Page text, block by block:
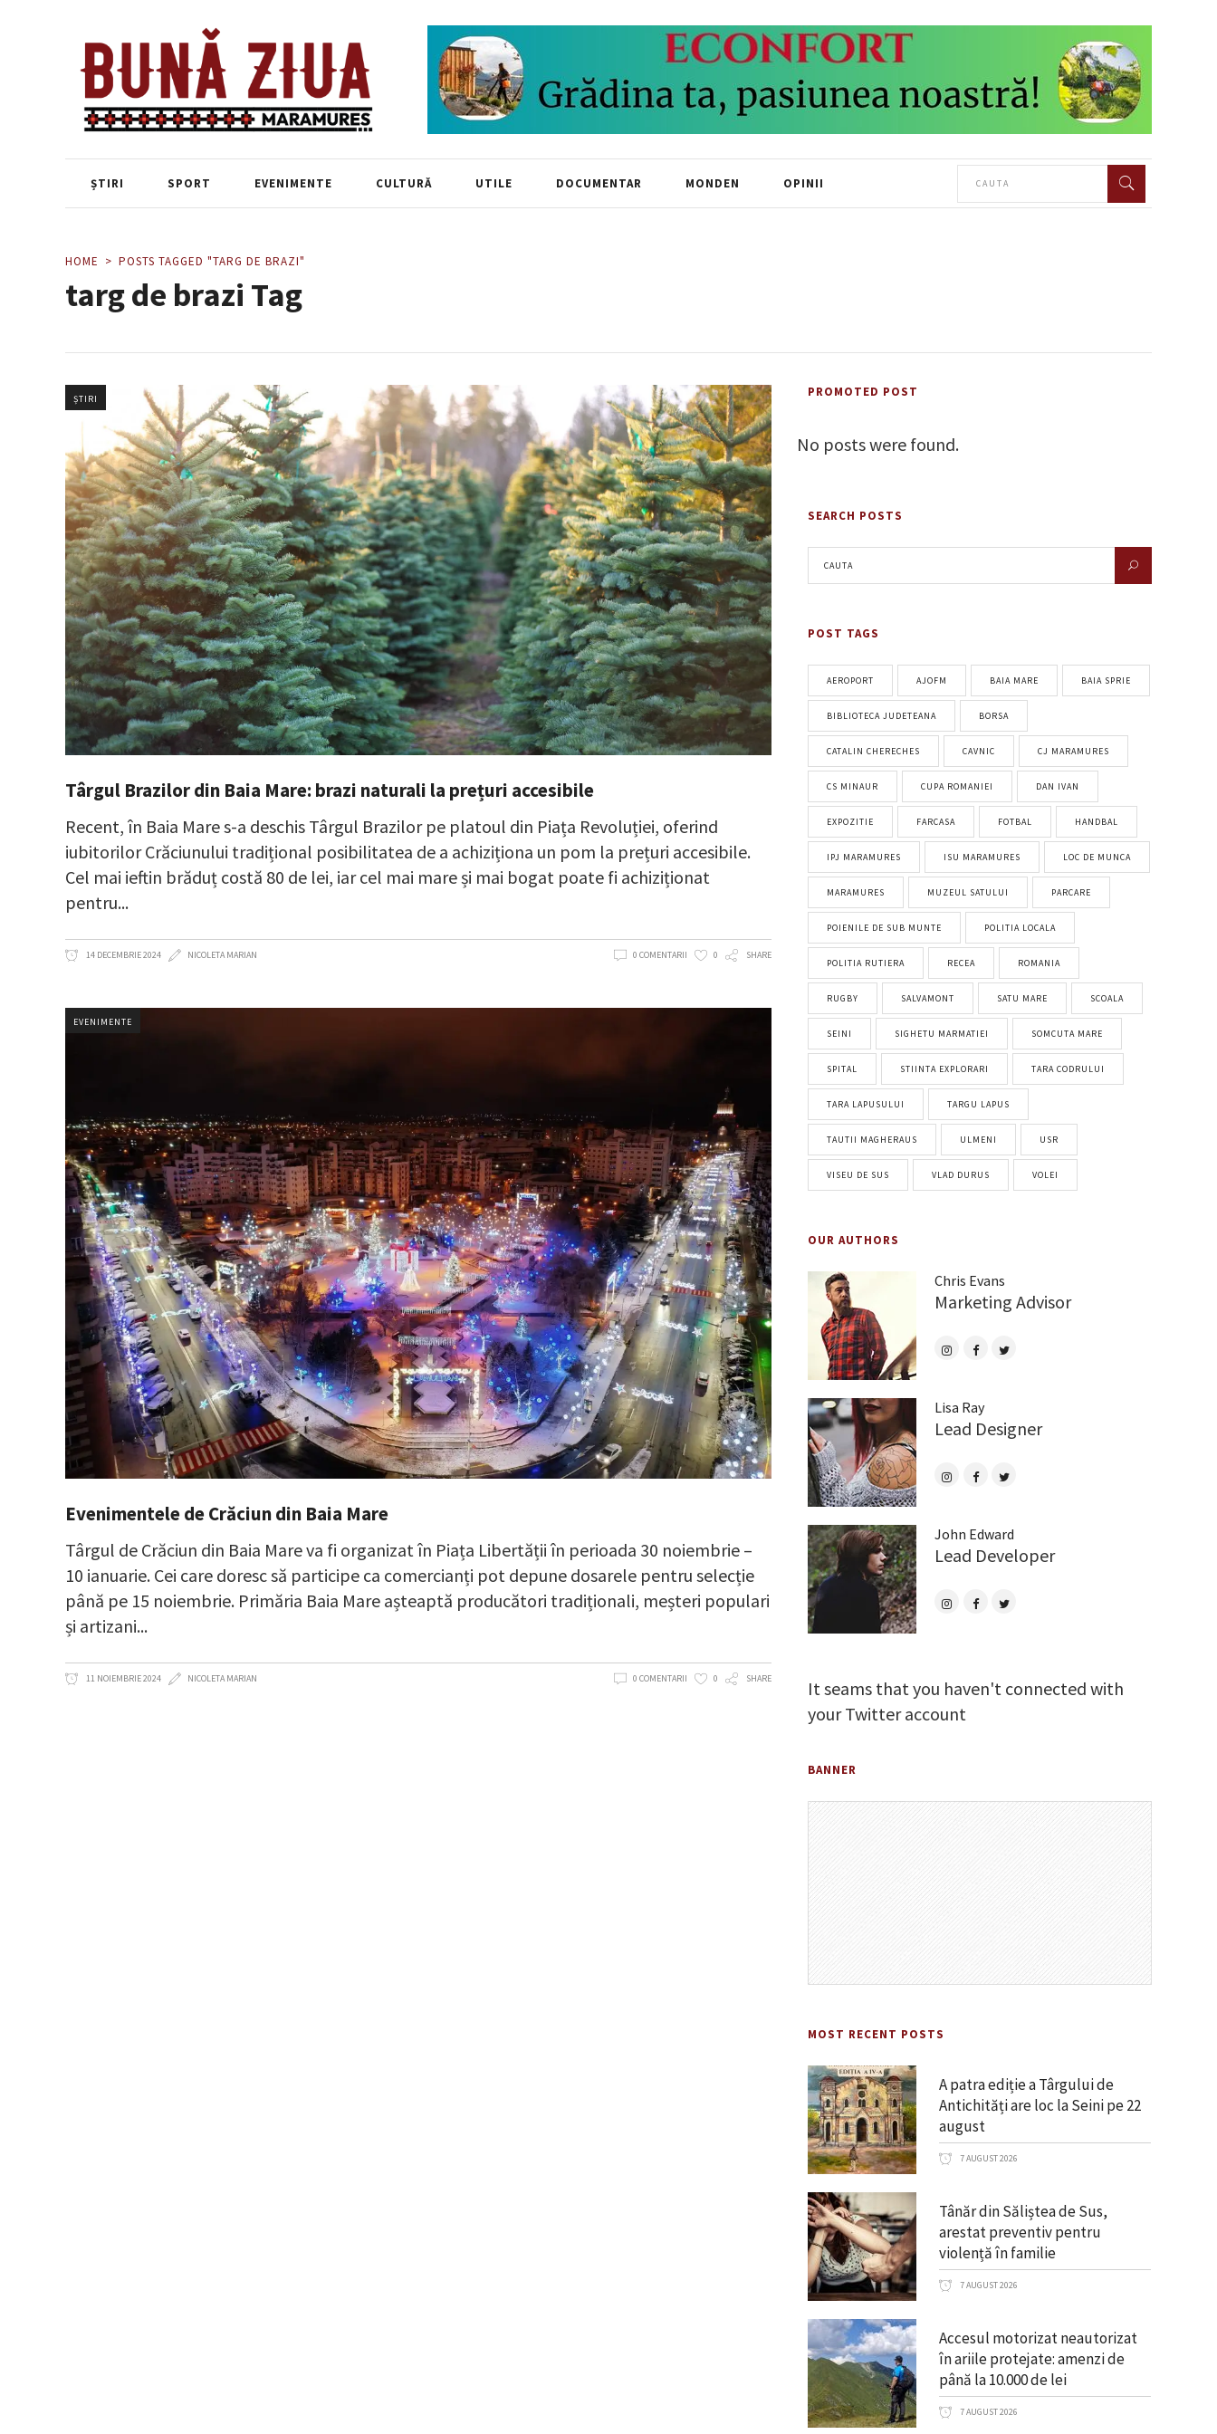
ȘTIRI SPORT EVENIMENTE CULTURĂ UTILE DOCUMENTAR MONDEN OPINII
HOME POSTS TAGGED "TARG DE BRAZI"
targ de brazi Tag
ȘTIRI
Târgul Brazilor din Baia Mare: brazi naturali la prețuri accesibile
Recent, în Baia Mare s-a deschis Târgul Brazilor pe platoul din Piața Revoluției, oferind
iubitorilor Crăciunului tradițional posibilitatea de a achiziționa un pom la prețuri accesibile.
Cel mai ieftin brăduț costă 80 de lei, iar cel mai mare și mai bogat poate fi achiziționat
pentru
14 DECEMBRIE 2024 NICOLETA MARIAN 0 COMENTARII 0 SHARE
EVENIMENTE
Evenimentele de Crăciun din Baia Mare
Târgul de Crăciun din Baia Mare va fi organizat în Piața Libertății în perioada 30 noiembrie –
10 ianuarie. Cei care doresc să participe ca comercianți pot depune dosarele pentru selecție
până pe 15 noiembrie. Primăria Baia Mare așteaptă producători tradiționali, meșteri populari
și artizani
11 NOIEMBRIE 2024 NICOLETA MARIAN 0 COMENTARII 0 SHARE
PROMOTED POST
No posts were found.
SEARCH POSTS
POST TAGS
AEROPORT AJOFM BAIA MARE BAIA SPRIE
BIBLIOTECA JUDETEANA BORSA
CATALIN CHERECHES CAVNIC CJ MARAMURES
CS MINAUR CUPA ROMANIEI DAN IVAN
EXPOZITIE FARCASA FOTBAL HANDBAL
IPJ MARAMURES ISU MARAMURES LOC DE MUNCA
MARAMURES MUZEUL SATULUI PARCARE
POIENILE DE SUB MUNTE POLITIA LOCALA
POLITIA RUTIERA RECEA ROMANIA
RUGBY SALVAMONT SATU MARE SCOALA
SEINI SIGHETU MARMATIEI SOMCUTA MARE
SPITAL STIINTA EXPLORARI TARA CODRULUI
TARA LAPUSULUI TARGU LAPUS
TAUTII MAGHERAUS ULMENI USR
VISEU DE SUS VLAD DURUS VOLEI
OUR AUTHORS
Chris Evans
Marketing Advisor
Lisa Ray
Lead Designer
John Edward
Lead Developer
It seams that you haven't connected with
your Twitter account
BANNER
MOST RECENT POSTS
A patra ediție a Târgului de
Antichități are loc la Seini pe 22
august
7 AUGUST 2026
Tânăr din Săliștea de Sus,
arestat preventiv pentru
violență în familie
7 AUGUST 2026
Accesul motorizat neautorizat
în ariile protejate: amenzi de
până la 10.000 de lei
7 AUGUST 2026